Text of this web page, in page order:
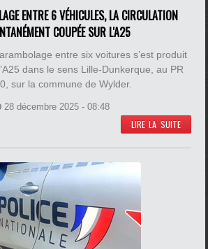
ENTRE 6 VÉHICULES, LA CIRCULATION
COUPÉE SUR L'A25
entre six voitures s’est produit
dans le sens Lille-Dunkerque, au PR
sur la commune de Wylder.
28 décembre 2025 - 08:48
LIRE LA SUITE